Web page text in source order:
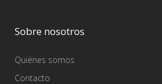
Sobre nosotros
Quiénes somos
Contacto